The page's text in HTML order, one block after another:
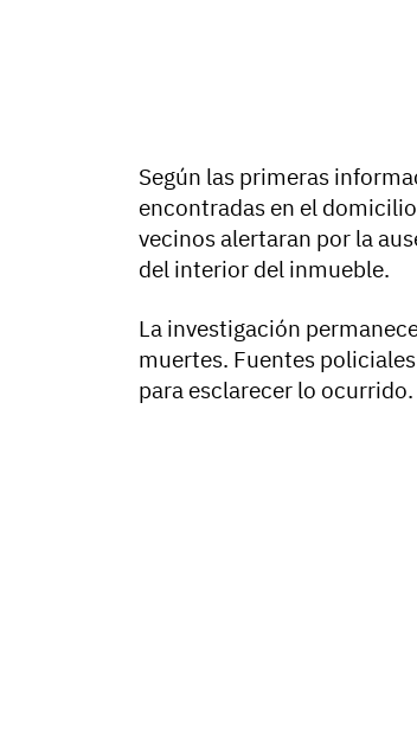
Según las primeras
encontradas en el
vecinos alertaran por la
del interior del inmueble.
La investigación
muertes. Fuentes
para esclarecer lo ocurrido.